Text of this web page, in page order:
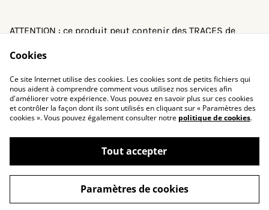
ATTENTION : ce produit peut contenir des TRACES de
Contactez-nous
Conditions
Politique de
confidentialité
Politique de cookies
Cookies
Ce site Internet utilise des cookies. Les cookies sont de petits fichiers qui
nous aident à comprendre comment vous utilisez nos services afin
d'améliorer votre expérience. Vous pouvez en savoir plus sur ces cookies
et contrôler la façon dont ils sont utilisés en cliquant sur « Paramètres des
cookies ». Vous pouvez également consulter notre politique de cookies.
Tout accepter
Paramètres de cookies